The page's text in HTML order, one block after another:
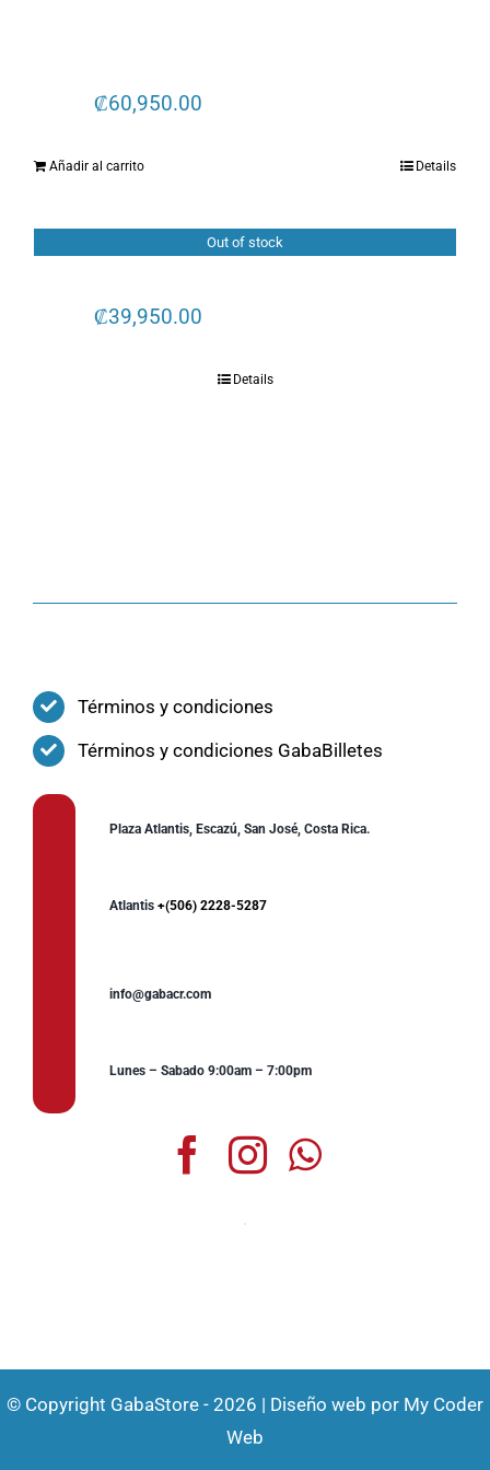
₡60,950.00
Añadir al carrito Details
Out of stock
₡39,950.00
Details
Términos y condiciones
Términos y condiciones GabaBilletes
Plaza Atlantis, Escazú, San José, Costa Rica.
Atlantis +(506) 2228-5287
info@gabacr.com
Lunes – Sabado 9:00am – 7:00pm
© Copyright GabaStore - 2026 | Diseño web por My Coder
Web